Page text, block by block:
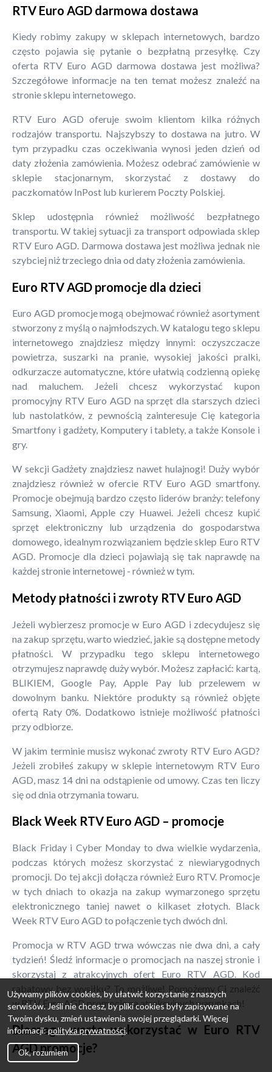
RTV Euro AGD darmowa dostawa
Kiedy robimy zakupy w sklepach internetowych, bardzo
często pojawia się pytanie o bezpłatną przesyłkę. Czy
oferta RTV Euro AGD darmowa dostawa jest możliwa?
Szczegółowe informacje na ten temat możesz znaleźć na
stronie sklepu internetowego.
RTV Euro AGD oferuje swoim klientom kilka różnych
rodzajów transportu. Najszybszy to dostawa na jutro. W
tym przypadku czas oczekiwania wynosi jeden dzień od
daty złożenia zamówienia. Możesz odebrać zamówienie w
sklepie stacjonarnym, skorzystać z dostawy do
paczkomatów InPost lub kurierem Poczty Polskiej.
Sklep udostępnia również możliwość bezpłatnego
transportu. W takiej sytuacji za transport odpowiada sklep
RTV Euro AGD. Darmowa dostawa jest możliwa jednak nie
szybciej niż trzeciego dnia od daty złożenia zamówienia.
Euro RTV AGD promocje dla dzieci
Euro AGD promocje mogą obejmować również asortyment
stworzony z myślą o najmłodszych. W katalogu tego sklepu
internetowego znajdziesz między innymi: oczyszczacze
powietrza, suszarki na pranie, wysokiej jakości pralki,
odkurzacze automatyczne, które ułatwią codzienną opiekę
nad maluchem. Jeżeli chcesz wykorzystać kupon
promocyjny RTV Euro AGD na sprzęt dla starszych dzieci
lub nastolatków, z pewnością zainteresuje Cię kategoria
Smartfony i gadżety, Komputery i tablety, a także Konsole i
gry.
W sekcji Gadżety znajdziesz nawet hulajnogi! Duży wybór
znajdziesz również w ofercie RTV Euro AGD smartfony.
Promocje obejmują bardzo często liderów branży: telefony
Samsung, Xiaomi, Apple czy Huawei. Jeżeli chcesz kupić
sprzęt elektroniczny lub urządzenia do gospodarstwa
domowego, idealnym rozwiązaniem będzie sklep Euro RTV
AGD. Promocje dla dzieci pojawiają się tak naprawdę na
każdej stronie internetowej - również w tym.
Metody płatności i zwroty RTV Euro AGD
Jeżeli wybierzesz promocje w Euro AGD i zdecydujesz się
na zakup sprzętu, warto wiedzieć, jakie są dostępne metody
płatności. W przypadku tego sklepu internetowego
otrzymujesz naprawdę duży wybór. Możesz zapłacić: kartą,
BLIKIEM, Google Pay, Apple Pay lub przelewem w
dowolnym banku. Niektóre produkty są również objęte
ofertą Raty 0%. Dodatkowo istnieje możliwość płatności
przy odbiorze.
W jakim terminie musisz wykonać zwroty RTV Euro AGD?
Jeżeli zrobiłeś zakupy w sklepie internetowym RTV Euro
AGD, masz 14 dni na odstąpienie od umowy. Czas ten liczy
się od dnia otrzymania towaru.
Black Week RTV Euro AGD – promocje
Black Friday i Cyber Monday to dwa wielkie wydarzenia,
podczas których możesz skorzystać z niewiarygodnych
promocji. Do tej akcji dołącza również Euro RTV. Promocje
w tych dniach to okazja na zakup wymarzonego sprzętu
elektronicznego taniej nawet o kilkaset złotych. Black
Week RTV Euro AGD to połączenie tych dwóch dni.
Promocja w RTV AGD trwa wówczas nie dwa dni, a cały
tydzień! Śledź informacje o promocjach na naszej stronie i
skorzystaj z atrakcyjnych ofert Euro RTV AGD. Kod
rabatowy bez wysiłku? To możliwe! Pomożemy Ci znaleźć
w RTV Euro AGD promocje na atrakcyjnych warunkach!
Dlaczego warto wykorzystać w Euro RTV
AGD promocje?
Używamy plików cookies, by ułatwić korzystanie z naszych
serwisów. Jeśli nie chcesz, by pliki cookies były zapisywane na
Twoim dysku, zmień ustawienia swojej przeglądarki. Więcej
informacji:polityka prywatności.
Ok, rozumiem